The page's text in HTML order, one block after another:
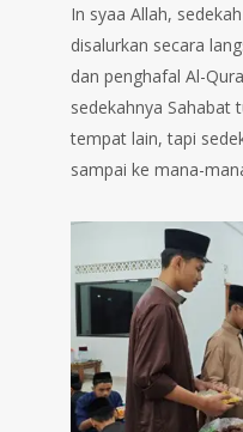
In syaa Allah,
disalurkan secara
dan penghafal Al-
sedekahnya Sahabat
tempat lain, tapi
sampai ke mana-